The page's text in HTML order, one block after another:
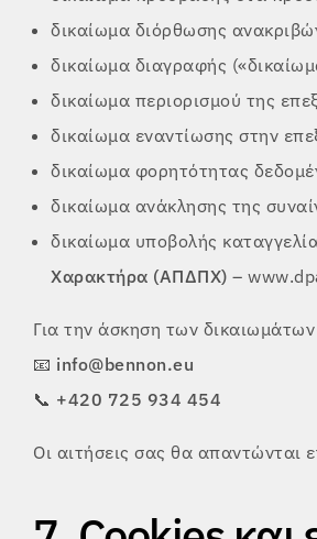
δικαίωμα διόρθωσης
δικαίωμα διαγραφής
δικαίωμα περιορισμού της
δικαίωμα εναντίωσης στην
δικαίωμα φορητότητας
δικαίωμα ανάκλησης της
δικαίωμα υποβολής
Χαρακτήρα (ΑΠΔΠΧ) –
Για την άσκηση των
📧 info@bennon.eu
📞 +420 725 934 454
Οι αιτήσεις σας θα απαντώνται